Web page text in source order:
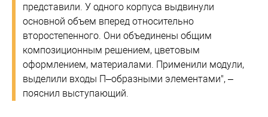
представили. У одного корпуса выдвинули
основной объем вперед относительно
второстепенного. Они объединены общим
композиционным решением, цветовым
оформлением, материалами. Применили модули,
выделили входы П–образными элементами", –
пояснил выступающий.